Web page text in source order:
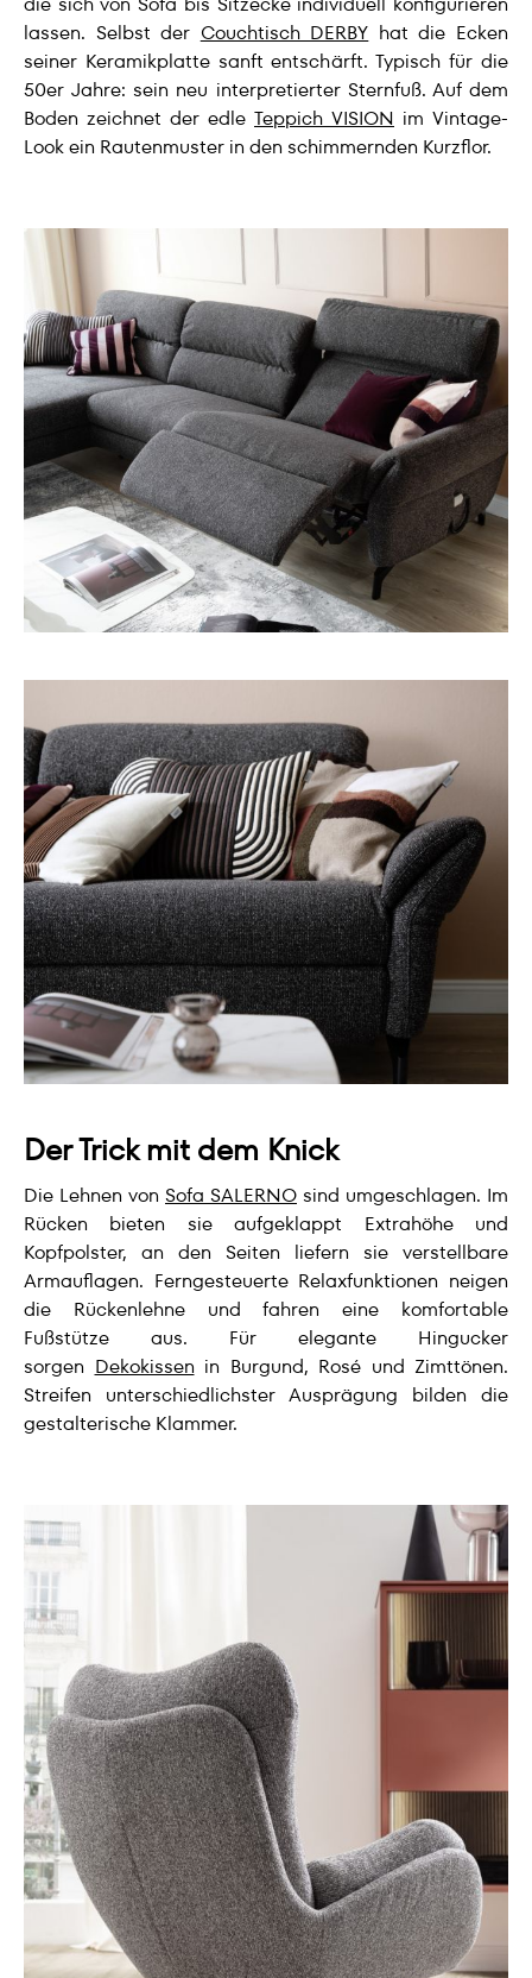
lassen. Selbst der Couchtisch DERBY hat die Ecken
seiner Keramikplatte sanft entschärft. Typisch für die
50er Jahre: sein neu interpretierter Sternfuß. Auf dem
Boden zeichnet der edle Teppich VISION im Vintage-
Look ein Rautenmuster in den schimmernden Kurzflor.
Der Trick mit dem Knick
Die Lehnen von Sofa SALERNO sind umgeschlagen. Im
Rücken bieten sie aufgeklappt Extrahöhe und
Kopfpolster, an den Seiten liefern sie verstellbare
Armauflagen. Ferngesteuerte Relaxfunktionen neigen
die Rückenlehne und fahren eine komfortable
Fußstütze aus. Für elegante Hingucker
sorgen Dekokissen in Burgund, Rosé und Zimttönen.
Streifen unterschiedlichster Ausprägung bilden die
gestalterische Klammer.